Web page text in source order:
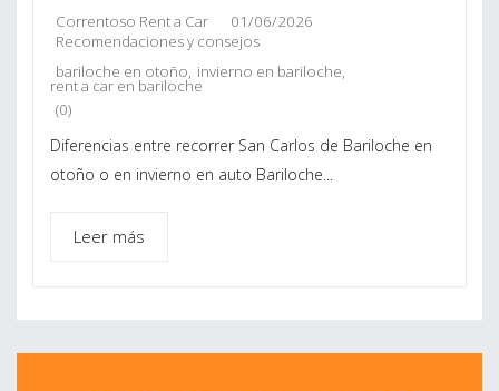
Correntoso Rent a Car
01/06/2026
Recomendaciones y consejos
bariloche en otoño, invierno en bariloche,
rent a car en bariloche
(0)
Diferencias entre recorrer San Carlos de Bariloche en
otoño o en invierno en auto Bariloche...
Leer más